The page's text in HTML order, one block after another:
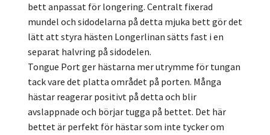
bett anpassat för longering. Centralt fixerad
mundel och sidodelarna på detta mjuka bett gör det
lätt att styra hästen Longerlinan sätts fast i en
separat halvring på sidodelen.
Tongue Port ger hästarna mer utrymme för tungan
tack vare det platta området på porten. Många
hästar reagerar positivt på detta och blir
avslappnade och börjar tugga på bettet. Det här
bettet är perfekt för hästar som inte tycker om